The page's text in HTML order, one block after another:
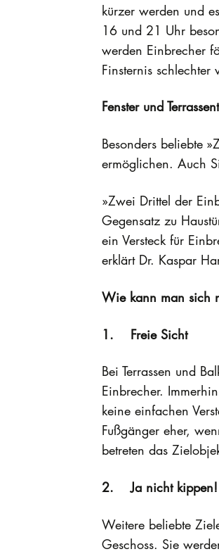
kürzer werden und
16 und 21 Uhr
werden Einbrecher
Finsternis schlechter
Fenster und
Besonders beliebte
ermöglichen. Auch
»Zwei Drittel der
Gegensatz zu
ein Versteck für
erklärt Dr. Kaspar
Wie kann man sich
1. Freie Sicht
Bei Terrassen und
Einbrecher.
keine einfachen
Fußgänger eher,
betreten das
2. Ja nicht kippen!
Weitere beliebte
Geschoss. Sie